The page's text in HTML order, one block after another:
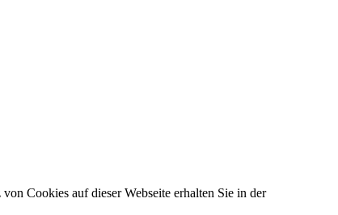
Cookies auf dieser Webseite erhalten Sie in der